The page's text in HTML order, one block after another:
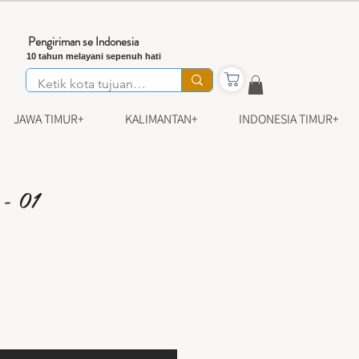
10 tahun melayani sepenuh hati
Pengiriman se Indonesia
JAWA TIMUR+ KALIMANTAN+ INDONESIA TIMUR+
01